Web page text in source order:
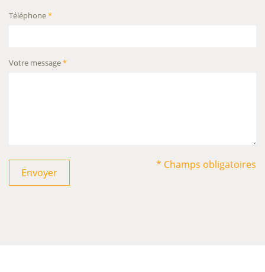
Téléphone*
Votre message*
Envoyer
* Champs obligatoires